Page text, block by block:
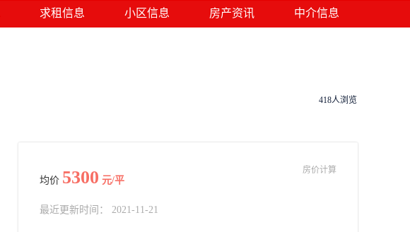
求租信息 小区信息 房产资讯 中介信息
418人浏览
均价 5300 元/平
房价计算
最近更新时间： 2021-11-21